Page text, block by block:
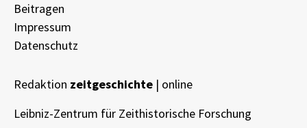
Beitragen
Impressum
Datenschutz
Redaktion zeitgeschichte | online
Leibniz-Zentrum für Zeithistorische Forschung